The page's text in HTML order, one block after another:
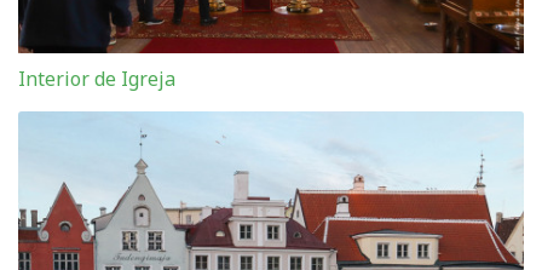
Interior de Igreja